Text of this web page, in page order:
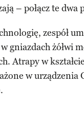
– połącz te
zespół
gniazdach żółwi
Atrapy w
w urządzenia